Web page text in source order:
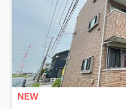
NEW